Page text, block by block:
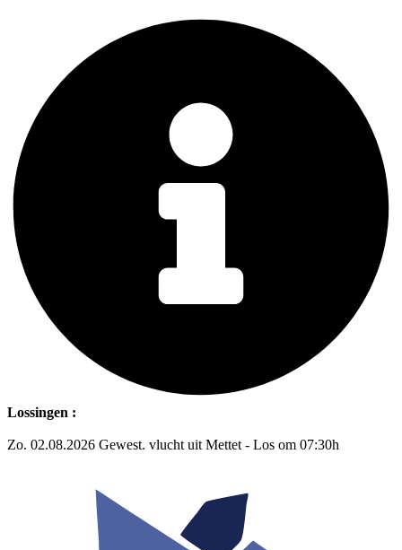
Lossingen :
Zo. 02.08.2026 Gewest. vlucht uit Mettet - Los om 07:30h